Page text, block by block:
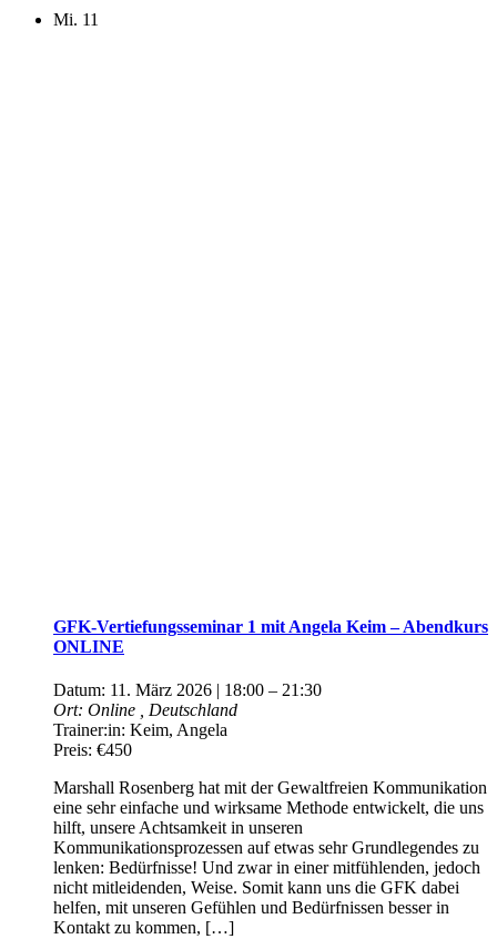
Mi. 11
GFK-Vertiefungsseminar 1 mit Angela Keim – Abendkurs
ONLINE
Datum: 11. März 2026 | 18:00 – 21:30
Ort: Online
, Deutschland
Trainer:in: Keim, Angela
Preis: €450
Marshall Rosenberg hat mit der Gewaltfreien Kommunikation
eine sehr einfache und wirksame Methode entwickelt, die uns
hilft, unsere Achtsamkeit in unseren
Kommunikationsprozessen auf etwas sehr Grundlegendes zu
lenken: Bedürfnisse! Und zwar in einer mitfühlenden, jedoch
nicht mitleidenden, Weise. Somit kann uns die GFK dabei
helfen, mit unseren Gefühlen und Bedürfnissen besser in
Kontakt zu kommen, […]